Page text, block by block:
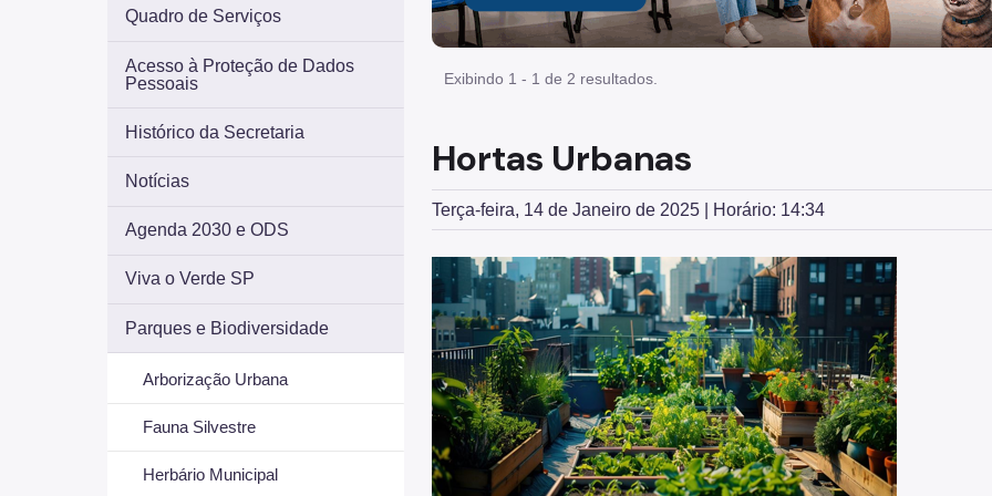
Quadro de Serviços
Acesso à Proteção de Dados
Pessoais
Histórico da Secretaria
Notícias
Agenda 2030 e ODS
Viva o Verde SP
Parques e Biodiversidade
Arborização Urbana
Fauna Silvestre
Herbário Municipal
Exibindo 1 - 1 de 2 resultados.
Hortas Urbanas
Terça-feira, 14 de Janeiro de 2025 | Horário: 14:34